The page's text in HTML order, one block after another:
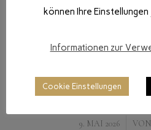
9. MAI 2026
/ VON
können Ihre
Informationen zur
Cookie Einstellungen